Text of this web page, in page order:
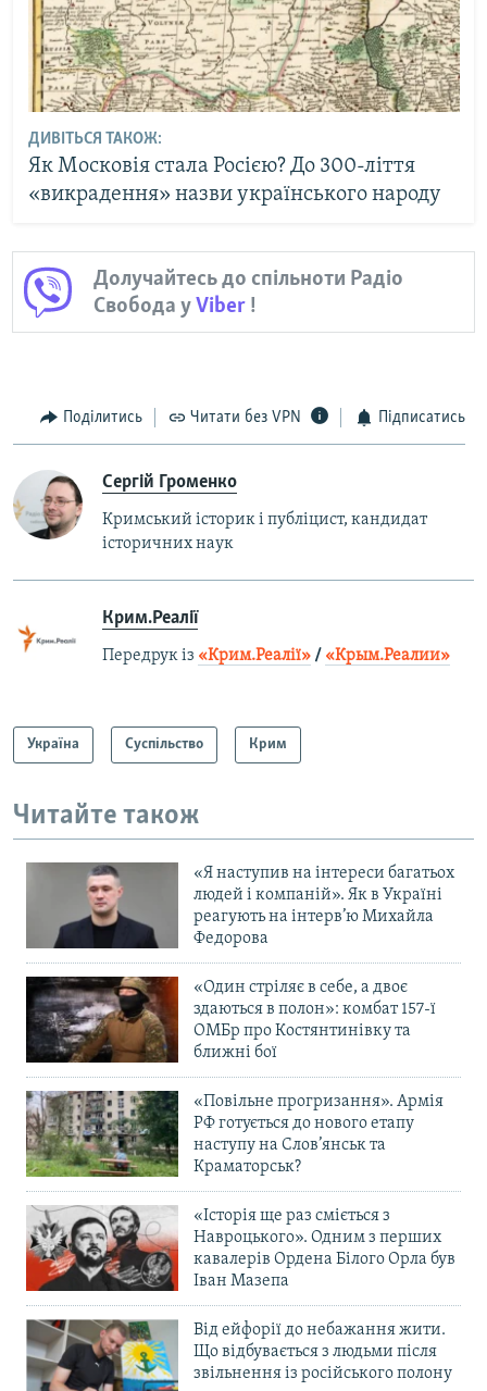
ДИВІТЬСЯ ТАКОЖ:
Як Московія стала Росією? До 300-ліття
«викрадення» назви українського народу
Долучайтесь до спільноти Радіо
Свобода уViber !
Поділитись Читати без VPN Підписатись
Сергій Громенко
Кримський історик і публіцист, кандидат
історичних наук
Крим.Реалії
Передрук із «Крим.Реалії» / «Крым.Реалии»
Україна Суспільство Крим
Читайте також
«Я наступив на інтереси багатьох
людей і компаній». Як в Україні
реагують на інтерв’ю Михайла
Федорова
«Один стріляє в себе, а двоє
здаються в полон»: комбат 157-ї
ОМБр про Костянтинівку та
ближні бої
«Повільне прогризання». Армія
РФ готується до нового етапу
наступу на Слов’янськ та
Краматорськ?
«Історія ще раз сміється з
Навроцького». Одним з перших
кавалерів Ордена Білого Орла був
Іван Мазепа
Від ейфорії до небажання жити.
Що відбувається з людьми після
звільнення із російського полону